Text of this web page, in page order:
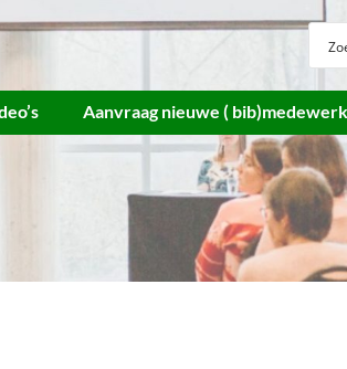
Aanvraag nieuwe (